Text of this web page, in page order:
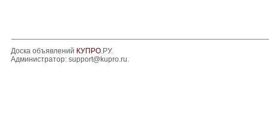
Доска объявлений КУПРО.РУ.
Администратор: support@kupro.ru.